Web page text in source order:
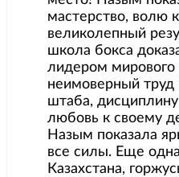
мастерство, волю
великолепный
школа бокса
лидером мирового
неимоверный труд
штаба,
любовь к своему
Назым показала
все силы. Еще
Казахстана,